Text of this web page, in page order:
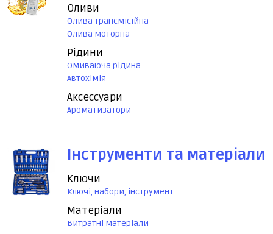
Оливи
Олива трансмісійна
Олива моторна
Рідини
Омиваюча рідина
Автохімія
Аксессуари
Ароматизатори
Інструменти та матеріали
Ключи
Ключі, набори, інструмент
Матеріали
Витратні матеріали